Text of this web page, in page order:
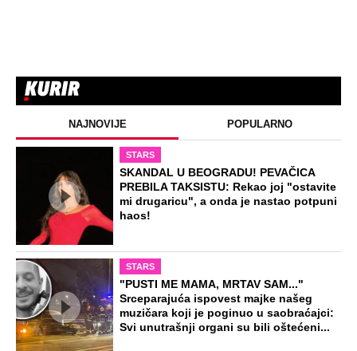
NAJNOVIJE POPULARNO
STARS
SKANDAL U BEOGRADU! PEVAČICA
PREBILA TAKSISTU: Rekao joj "ostavite
mi drugaricu", a onda je nastao potpuni
haos!
STARS
"PUSTI ME MAMA, MRTAV SAM..."
Srceparajuća ispovest majke našeg
muzičara koji je poginuo u saobraćajci:
Svi unutrašnji organi su bili oštećeni...